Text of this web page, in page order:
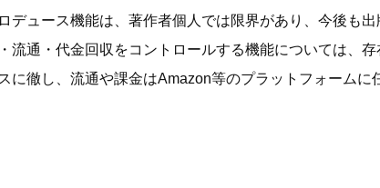
デュース機能は、著作者個人では限界があり、今後も
流通・代金回収をコントロールする機能については、
徹し、流通や課金はAmazon等のプラットフォームに